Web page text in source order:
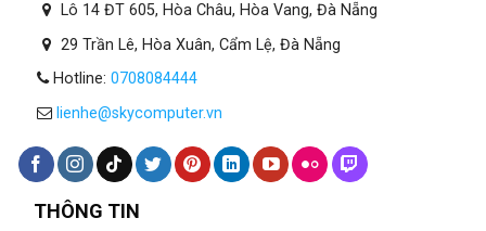
Lô 14 ĐT 605, Hòa Châu, Hòa Vang, Đà Nẵng
29 Trần Lê, Hòa Xuân, Cẩm Lệ, Đà Nẵng
Hotline: 0708084444
lienhe@skycomputer.vn
THÔNG TIN